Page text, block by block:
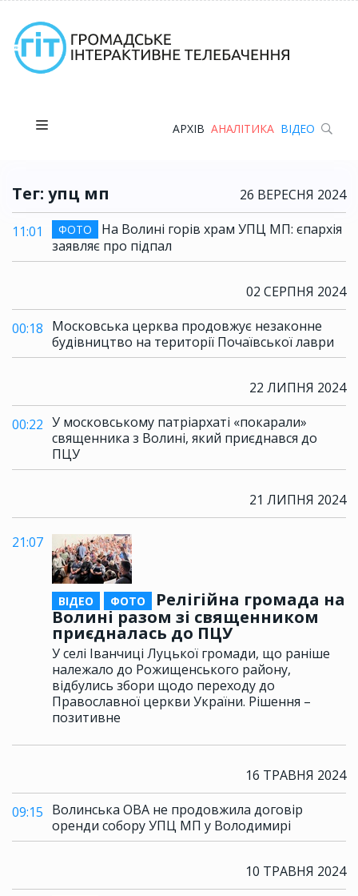
АРХІВ АНАЛІТИКА ВІДЕО
Тег: упц мп 26 ВЕРЕСНЯ 2024
11:01 ФОТО
На Волині горів храм УПЦ МП: єпархія
заявляє про підпал
02 СЕРПНЯ 2024
00:18 Московська церква продовжує незаконне
будівництво на території Почаївської лаври
22 ЛИПНЯ 2024
00:22 У московському патріархаті «покарали»
священника з Волині, який приєднався до
ПЦУ
21 ЛИПНЯ 2024
21:07
ВІДЕО ФОТО
Релігійна громада на
Волині разом зі священником
приєдналась до ПЦУ
У селі Іванчиці Луцької громади, що раніше
належало до Рожищенського району,
відбулись збори щодо переходу до
Православної церкви України. Рішення –
позитивне
16 ТРАВНЯ 2024
09:15 Волинська ОВА не продовжила договір
оренди собору УПЦ МП у Володимирі
10 ТРАВНЯ 2024